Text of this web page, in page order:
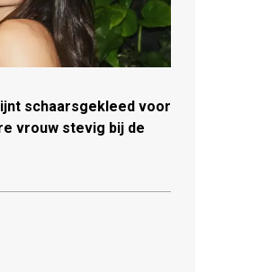
schaarsgekleed voor
vrouw stevig bij de